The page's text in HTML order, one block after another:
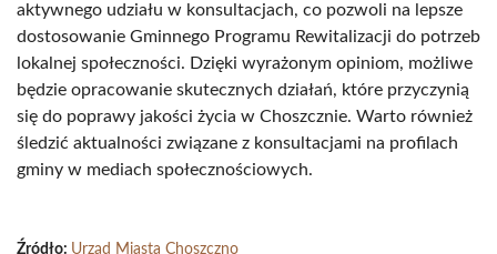
aktywnego udziału w konsultacjach, co pozwoli na lepsze
dostosowanie Gminnego Programu Rewitalizacji do potrzeb
lokalnej społeczności. Dzięki wyrażonym opiniom, możliwe
będzie opracowanie skutecznych działań, które przyczynią
się do poprawy jakości życia w Choszcznie. Warto również
śledzić aktualności związane z konsultacjami na profilach
gminy w mediach społecznościowych.
Źródło: Urząd Miasta Choszczno